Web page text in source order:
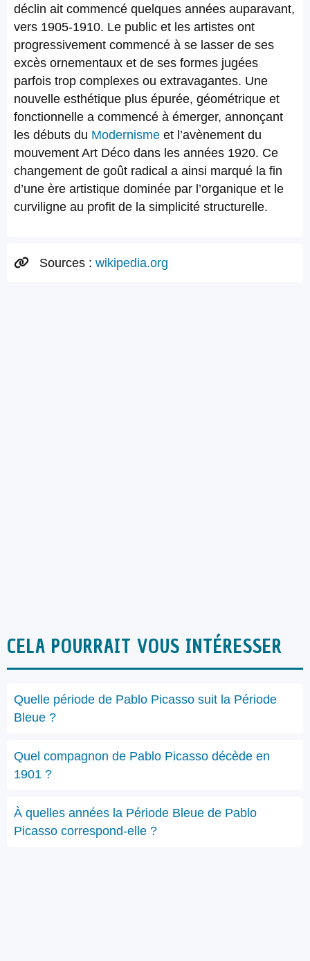
déclin ait commencé quelques années auparavant,
vers 1905-1910. Le public et les artistes ont
progressivement commencé à se lasser de ses
excès ornementaux et de ses formes jugées
parfois trop complexes ou extravagantes. Une
nouvelle esthétique plus épurée, géométrique et
fonctionnelle a commencé à émerger, annonçant
les débuts du Modernisme et l’avènement du
mouvement Art Déco dans les années 1920. Ce
changement de goût radical a ainsi marqué la fin
d’une ère artistique dominée par l’organique et le
curviligne au profit de la simplicité structurelle.
Sources : wikipedia.org
CELA POURRAIT VOUS INTÉRESSER
Quelle période de Pablo Picasso suit la Période
Bleue ?
Quel compagnon de Pablo Picasso décède en
1901 ?
À quelles années la Période Bleue de Pablo
Picasso correspond-elle ?